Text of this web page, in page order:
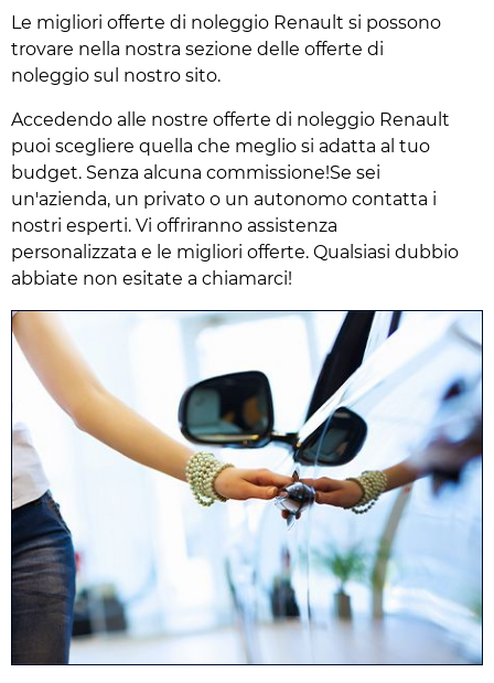
Le migliori offerte di noleggio Renault si possono
trovare nella nostra sezione delle offerte di
noleggio sul nostro sito.
Accedendo alle nostre offerte di noleggio Renault
puoi scegliere quella che meglio si adatta al tuo
budget. Senza alcuna commissione!Se sei
un'azienda, un privato o un autonomo contatta i
nostri esperti. Vi offriranno assistenza
personalizzata e le migliori offerte. Qualsiasi dubbio
abbiate non esitate a chiamarci!